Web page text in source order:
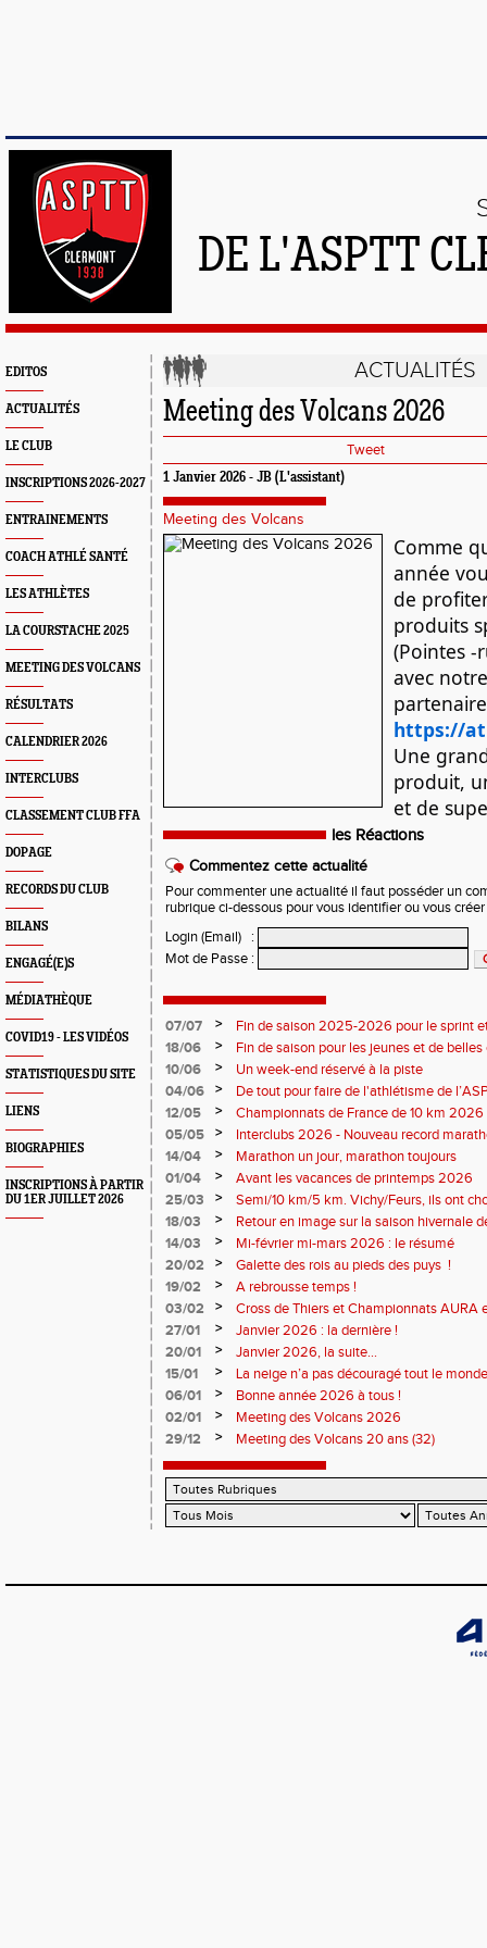
DE L'ASPTT
EDITOS
ACTUALITÉS
LE CLUB
INSCRIPTIONS 2026-2027
ENTRAINEMENTS
COACH ATHLÉ SANTÉ
LES ATHLÈTES
LA COURSTACHE 2025
MEETING DES VOLCANS
RÉSULTATS
CALENDRIER 2026
INTERCLUBS
CLASSEMENT CLUB FFA
DOPAGE
RECORDS DU CLUB
BILANS
ENGAGÉ(E)S
MÉDIATHÈQUE
COVID19 - LES VIDÉOS
STATISTIQUES DU SITE
LIENS
BIOGRAPHIES
INSCRIPTIONS À PARTIR
DU 1ER JUILLET 2026
ACTUALITÉS
Meeting des Volcans 2026
Tweet
1 Janvier 2026 - JB (L'assistant)
Meeting des Volcans
Comme
année
de
produits
(Pointes -
avec
https://
Une
produit,
et de
les Réactions
Commentez cette actualité
Pour commenter une actualité il faut posséder un
rubrique ci-dessous pour vous identifier ou vous
Login (Email)
:
Mot de Passe :
07/07 >
Fin de saison 2025-2026 pour le sprint
18/06
>
Fin de saison pour les jeunes et de
10/06
>
Un week-end réservé à la piste
04/06
>
De tout pour faire de l'athlétisme de
monde souriant
12/05 >
Championnats de France de 10 km
Soirées piste
05/05 >
Interclubs 2026 - Nouveau record
résultats
14/04 >
Marathon un jour, marathon toujours
01/04
>
Avant les vacances de printemps 2026
25/03
>
Semi/10 km/5 km. Vichy/Feurs, ils ont
18/03
>
Retour en image sur la saison hivernale
14/03
>
Mi-février mi-mars 2026 : le résumé
20/02
>
Galette des rois au pieds des puys !
19/02
>
A rebrousse temps !
03/02
>
Cross de Thiers et Championnats AURA
27/01
>
Janvier 2026 : la dernière !
20/01
>
Janvier 2026, la suite...
15/01
>
La neige n’a pas découragé tout le
06/01
>
Bonne année 2026 à tous !
02/01
>
Meeting des Volcans 2026
29/12
> Meeting des Volcans 20 ans (32)